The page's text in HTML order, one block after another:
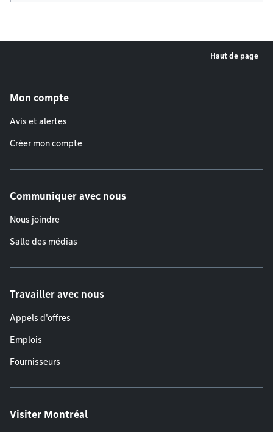
Haut de page
Mon compte
Avis et alertes
Créer mon compte
Communiquer avec nous
Nous joindre
Salle des médias
Travailler avec nous
Appels d'offres
Emplois
Fournisseurs
Visiter Montréal